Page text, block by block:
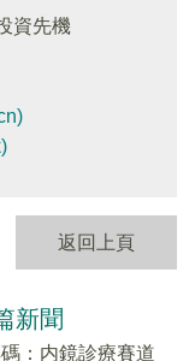
資先機
返回上頁
新聞
：内鏡診療賽道